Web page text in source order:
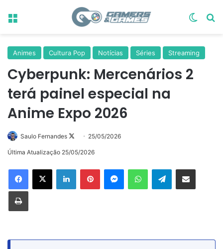
Menu
Animes Cultura Pop Notícias Séries Streaming
Cyberpunk: Mercenários 2
terá painel especial na
Anime Expo 2026
Saulo Fernandes
Follow25/05/2026
Última Atualização 25/05/2026
LinkedinPinterestMessengerWhatsAppTelegramCompartilhar via e-mail
Imprimir